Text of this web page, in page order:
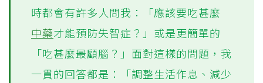
時都會有許多人問我：「應該要吃甚麼
中藥才能預防失智症？」或是更簡單的
「吃甚麼最顧腦？」面對這樣的問題，我
一貫的回答都是：「調整生活作息、減少